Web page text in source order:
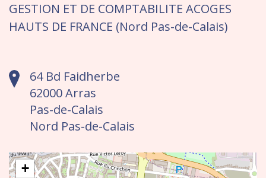
GESTION ET DE COMPTABILITE ACOGES
HAUTS DE FRANCE (Nord Pas-de-Calais)
64 Bd Faidherbe
62000 Arras
Pas-de-Calais
Nord Pas-de-Calais
+